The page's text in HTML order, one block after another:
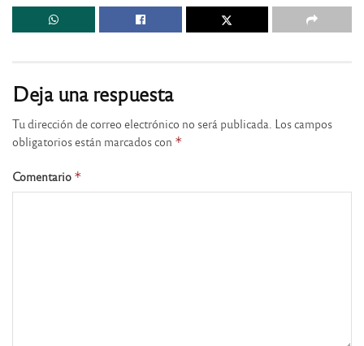
Deja una respuesta
Tu dirección de correo electrónico no será publicada. Los campos
obligatorios están marcados con *
Comentario *